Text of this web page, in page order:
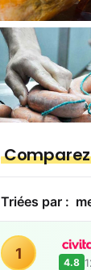
Triées par :
1
4.8